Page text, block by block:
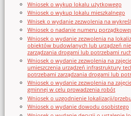
Wniosek o wykup lokalu użytkowego
Wniosek o wykup lokalu mieszkalnego
Wnisek o wydanie zezwolenia na
Wniosek o nadanie numeru
Wniosek o wydanie zezwolenia na
obiektów budowlanych lub urządzeń
zarządzania drogami lub potrzebami
Wniosek o wydanie zezwolenia na
umieszczenia urządzeń infrastruktury
potrzebami zarządzania drogami lub
Wniosek o wydanie zezwolenia na
gminnej w celu prowadzenia robót
Wniosek o uzgodnienie lokalizacji/
Wniosek o wydanie dowodu osobistego